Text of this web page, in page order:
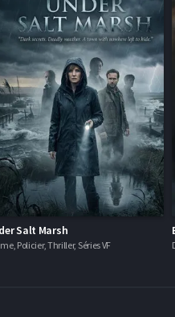
Salt Marsh
Policier, Thriller, Séries VF